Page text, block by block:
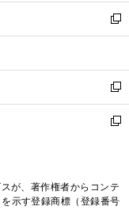
く
で
開
ン
ド
ウ
開
く
ウ
ィ
ン
ウ
で
開
く
し
い
ウ
ン
ド
ウ
で
新
し
ウ
ィ
ン
ド
く
新
し
い
ド
ウ
新
ィ
が、著作権者からコンテ
示す登録商標（登録番号